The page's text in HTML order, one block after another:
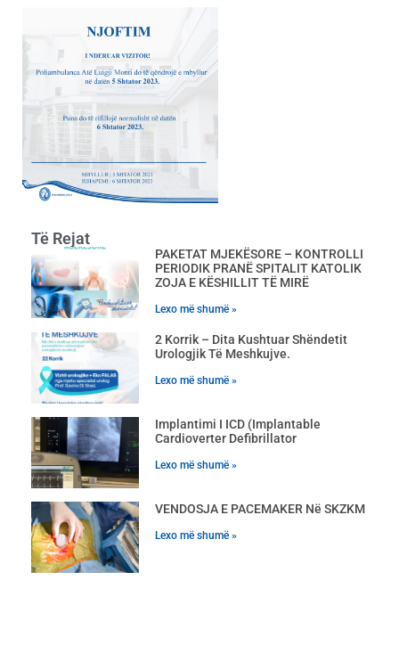
Të Rejat
PAKETAT MJEKËSORE – KONTROLLI
PERIODIK PRANË SPITALIT KATOLIK
ZOJA E KËSHILLIT TË MIRË
Lexo më shumë »
2 Korrik – Dita Kushtuar Shëndetit
Urologjik Të Meshkujve.
Lexo më shumë »
Implantimi I ICD (Implantable
Cardioverter Defibrillator
Lexo më shumë »
VENDOSJA E PACEMAKER Në SKZKM
Lexo më shumë »